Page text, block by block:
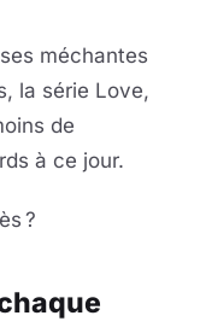
méchantes
la série Love,
de
à ce jour.
?